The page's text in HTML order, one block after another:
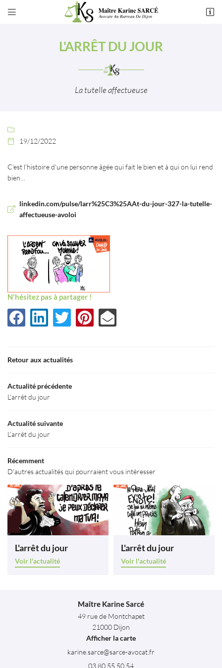

Accueil
Le Cabinet
Actualités
Avis
Contact
ESPACE PRO

Rejoignez-
49 rue de Montchapet
03 80 55 50 54
En cochant cette case, vous consentez à recevoir nos propositions commerciales à
INSCRIPTION
L'ARRÊT DU JOUR
La tutelle affectueuse


19/12/2022
C’est l’histoire d’une personne âgée qui fait le bien et à qui on lui rend
bien…
linkedin.com/pulse/larr%25C3%25AAt-du-jour-327-la-tutelle-
affectueuse-avoloi
N'hésitez pas à partager !
Retour aux actualités
Actualité précédente
L'arrêt du jour
Actualité suivante
L'arrêt du jour
Récemment
D'autres actualités qui pourraient vous intéresser
L'arrêt du jour
Voir l'actualité
L'arrêt du jour
Voir l'actualité
Maître Karine Sarcé
49 rue de Montchapet
21000 Dijon
Afficher la carte
03 80 55 50 54